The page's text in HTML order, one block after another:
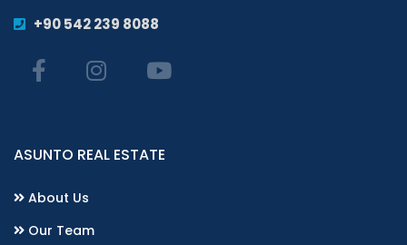
+90 542 239 8088
ASUNTO REAL ESTATE
About Us
Our Team